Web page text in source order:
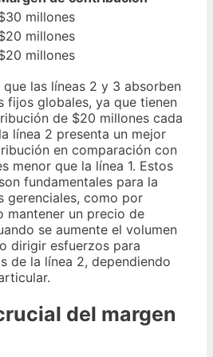
millones
millones
millones
las líneas 2 y 3 absorben
fijos globales, ya que tienen
de $20 millones cada
línea 2 presenta un mejor
en comparación con
menor que la línea 1. Estos
fundamentales para la
gerenciales, como por
mantener un precio de
se aumente el volumen
dirigir esfuerzos para
de la línea 2, dependiendo
del margen